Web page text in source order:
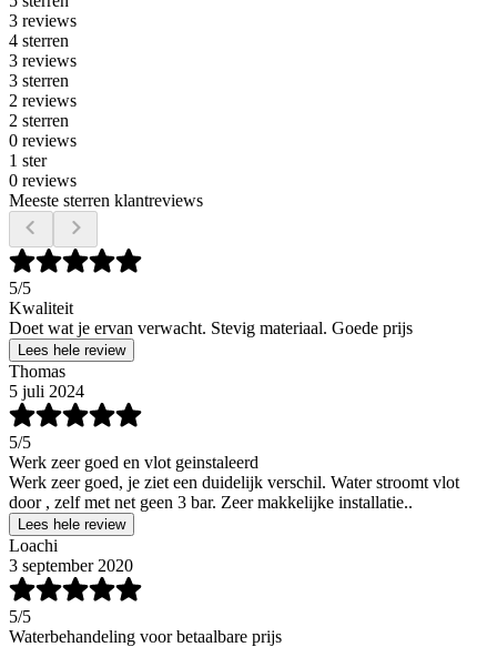
3 reviews
4 sterren
3 reviews
3 sterren
2 reviews
2 sterren
0 reviews
1 ster
0 reviews
Meeste sterren klantreviews
5/5
Kwaliteit
Doet wat je ervan verwacht. Stevig materiaal. Goede prijs
Lees hele review
Thomas
5 juli 2024
5/5
Werk zeer goed en vlot geinstaleerd
Werk zeer goed, je ziet een duidelijk verschil. Water stroomt vlot
door , zelf met net geen 3 bar. Zeer makkelijke installatie..
Lees hele review
Loachi
3 september 2020
5/5
Waterbehandeling voor betaalbare prijs